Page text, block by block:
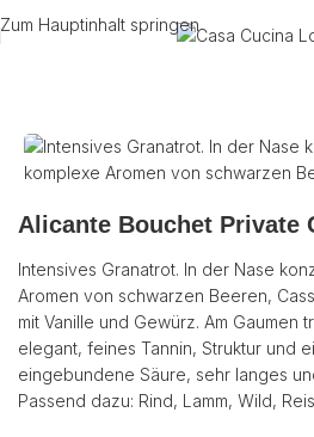
Zum Hauptinhalt springen
Alicante Bouchet Private
Intensives Granatrot. In der Nase
Aromen von schwarzen Beeren,
mit Vanille und Gewürz. Am Gaumen
elegant, feines Tannin, Struktur und
eingebundene Säure, sehr langes
Passend dazu: Rind, Lamm, Wild,